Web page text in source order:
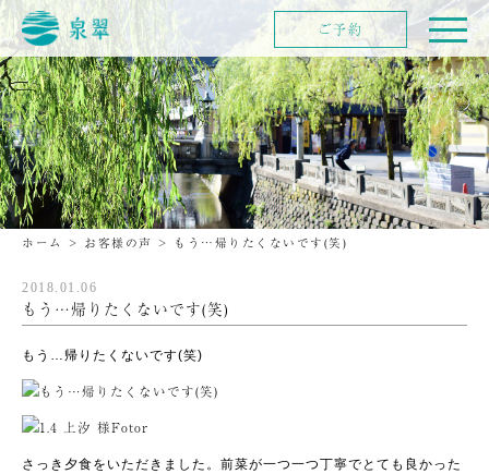
ホーム > お客様の声 > もう…帰りたくないです(笑)
2018.01.06
もう…帰りたくないです(笑)
もう…帰りたくないです(笑)
さっき夕食をいただきました。前菜が一つ一つ丁寧でとても良かった
ご予約